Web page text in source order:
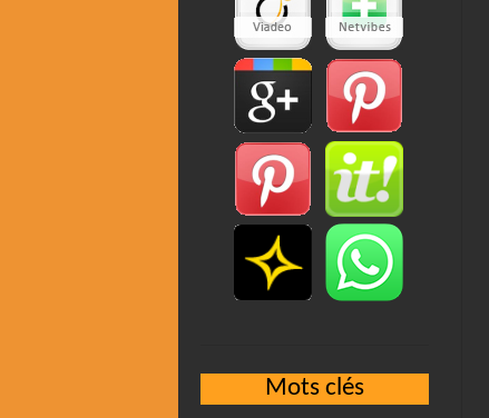
Mots clés